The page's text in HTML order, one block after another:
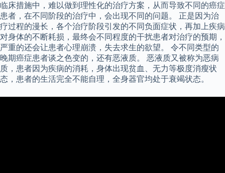
临床措施中，难以做到理性化的治疗方案，从而导致不同的癌症
患者，在不同阶段的治疗中，会出现不同的问题。 正是因为治
疗过程的漫长，各个治疗阶段引发的不同负面症状，再加上疾病
对身体的不断耗损，最终会不同程度的干扰患者对治疗的预期，
严重的还会让患者心理崩溃，失去求生的欲望。 令不同类型的
晚期癌症患者谈之色变的，还有恶液质。 恶液质又被称为恶病
质，患者因为疾病的消耗，身体出现贫血、无力等极度消瘦状
态，患者的生活完全不能自理，全身器官均处于衰竭状态。